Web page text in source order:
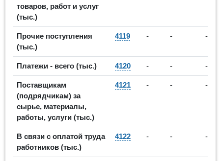
товаров, работ и услуг
(тыс.)
Прочие поступления
(тыс.)
4119 - - -
Платежи - всего (тыс.) 4120 - - -
Поставщикам
(подрядчикам) за
сырье, материалы,
работы, услуги (тыс.)
4121 - - -
В связи с оплатой труда
работников (тыс.)
4122 - - -